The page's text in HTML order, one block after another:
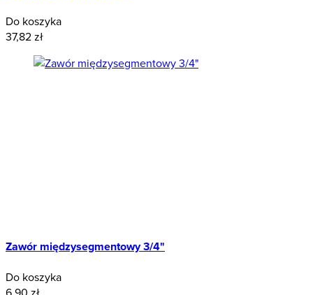
Do koszyka
37,82 zł
Zawór międzysegmentowy 3/4"
Do koszyka